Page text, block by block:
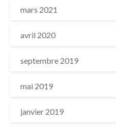
mars 2021
avril 2020
septembre 2019
mai 2019
janvier 2019